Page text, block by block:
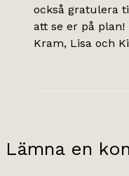
också gratulera
att se er på plan!
Kram, Lisa och
Lämna en